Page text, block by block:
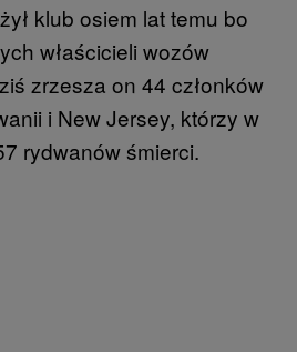
klub osiem lat temu bo
właścicieli wozów
zrzesza on 44 członków
i New Jersey, którzy w
rydwanów śmierci.